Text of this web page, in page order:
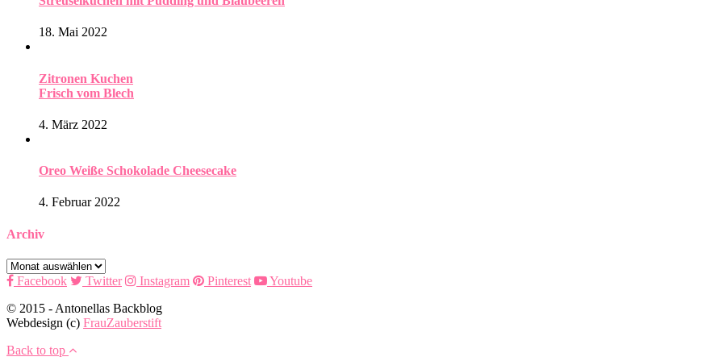
18. Mai 2022
Zitronen Kuchen
Frisch vom Blech
4. März 2022
Oreo Weiße Schokolade Cheesecake
4. Februar 2022
Archiv
Archiv
Facebook
Twitter Instagram Pinterest
Youtube
© 2015 - Antonellas Backblog
Webdesign (c) FrauZauberstift
Back to top